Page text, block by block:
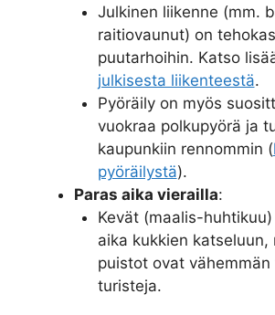
Julkinen liikenne (mm.
raitiovaunut) on
puutarhoihin. Katso
julkisesta liikenteestä.
Pyöräily on myös
vuokraa polkupyörä ja
kaupunkiin rennommin (
pyöräilystä).
Paras aika vierailla:
Kevät (maalis-
aika kukkien katseluun,
puistot ovat vähemmän
turisteja.